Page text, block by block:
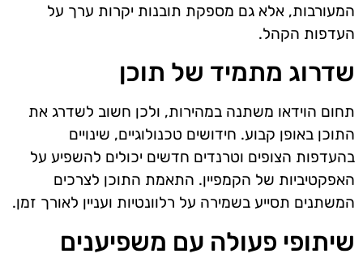
המעורבות, אלא גם מספקת תובנות יקרות ערך על
העדפות הקהל.
שדרוג מתמיד של תוכן
תחום הוידאו משתנה במהירות, ולכן חשוב לשדרג את
התוכן באופן קבוע. חידושים טכנולוגיים, שינויים
בהעדפות הצופים וטרנדים חדשים יכולים להשפיע על
האפקטיביות של הקמפיין. התאמת התוכן לצרכים
המשתנים תסייע בשמירה על רלוונטיות ועניין לאורך זמן.
שיתופי פעולה עם משפיענים